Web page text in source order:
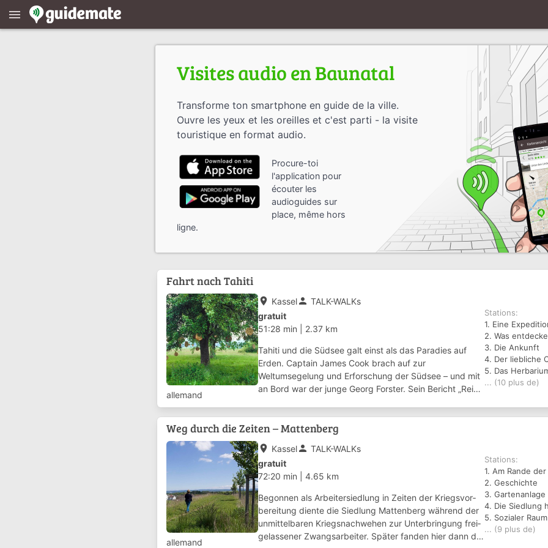
menu
Visites audio en Baunatal
Transforme ton smartphone en guide de la ville.
Ouvre les yeux et les oreilles et c'est parti - la visite
touristique en format audio.
Procure-toi
l'application pour
écouter les
audioguides sur
place, même hors
ligne.
Fahrt nach Tahiti
allemand
place Kasselperson TALK-WALKs
gratuit
51:28 min
2.37 km
Tahiti und die Südsee galt einst als das Paradies auf
Erden. Captain James Cook brach auf zur
Weltumsegelung und Erforschung der Südsee – und mit
an Bord war der junge Georg Forster. Sein Bericht „Reise
Stations:
1. Eine
2. Was
3. Die Ankunft
4. Der liebliche
5. Das
... (10 plus de)
Weg durch die Zeiten – Mattenberg
allemand
place Kasselperson TALK-WALKs
gratuit
72:20 min
4.65 km
Begonnen als Arbeiter­siedlung in Zeiten der Kriegs­vor­
bereitung diente die Siedlung Mattenberg während der
unmittel­baren Kriegs­nach­wehen zur Unter­bringung frei­
ge­lassener Zwangs­arbeiter. Später fanden hier dann die
Stations:
1. Am Rande
2. Geschichte
3. Gartenanlage
4. Die Siedlung
5. Sozialer Raum
... (9 plus de)